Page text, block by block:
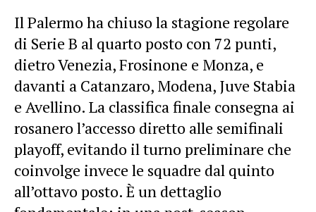
Il Palermo ha chiuso la stagione regolare
di Serie B al quarto posto con 72 punti,
dietro Venezia, Frosinone e Monza, e
davanti a Catanzaro, Modena, Juve Stabia
e Avellino. La classifica finale consegna ai
rosanero l’accesso diretto alle semifinali
playoff, evitando il turno preliminare che
coinvolge invece le squadre dal quinto
all’ottavo posto. È un dettaglio